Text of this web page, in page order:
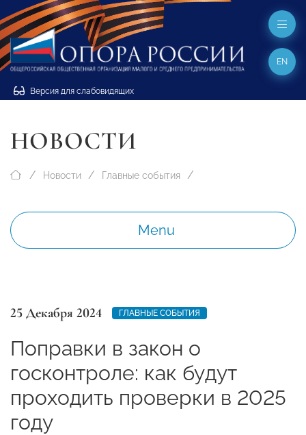
Версия для слабовидящих
EN
НОВОСТИ
Новости Главные события
Menu
25 Декабря 2024 ГЛАВНЫЕ СОБЫТИЯ
Поправки в закон о
госконтроле: как будут
проходить проверки в 2025
году